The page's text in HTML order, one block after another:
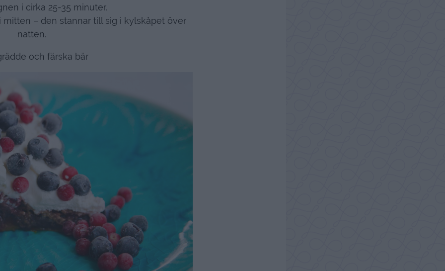
i cirka 25-35 minuter.
mitten – den stannar till sig i kylskåpet över
natten.
och färska bär